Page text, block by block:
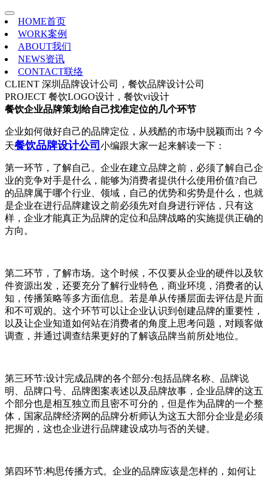
HOME首页
WORK案例
ABOUT我们
NEWS资讯
CONTACT联络
CLIENT 深圳品牌设计公司，餐饮品牌设计公司
PROJECT 餐饮LOGO设计，餐饮vi设计
餐饮企业品牌策划给自己找准定位的几个环节
企业如何做好自己的品牌定位，从残酷的市场中脱颖而出？今
天餐饮品牌设计公司 小编跟大家一起来解读一下：
第一环节，了解自己。企业在建立品牌之前，必须了解自己企
业的竞争对手是什么，能够为消费者提供什么使用价值?自己
的品牌属于哪个行业、领域，自己的优势和劣势是什么，也就
是企业在进行品牌建设之前必须先对自身进行评估，只有这
样，企业才能真正为品牌的定位和品牌战略的实施提供正确的
方向。
第二环节，了解市场。这个时候，不仅要从企业的硬件以及软
件资源出发，还要充分了解行业特色，商业环境，消费者的认
知，传播策略等多方面信息。若是单从传播层面去评估是片面
和不可观的。这个环节可以让企业认识到创建品牌的重要性，
以及让企业知道如何站在消费者的角度上思考问题，对顾客做
调查，并通过调查结果更好的了解该品牌当前所处地位。
第三环节:设计完成品牌的各个部分:包括品牌名称、品牌说
明、品牌口号、品牌图案表述以及品牌故事，企业品牌的这五
个部分也是相互独立而且密不可分的，但是作为品牌的一个整
体，国家品牌经济网的品牌分析师认为这五大部分企业是必须
把握的，这也企业进行品牌建设成功与否的关键。
第四环节:构思传播方式。企业的品牌应该是怎样的，如何让